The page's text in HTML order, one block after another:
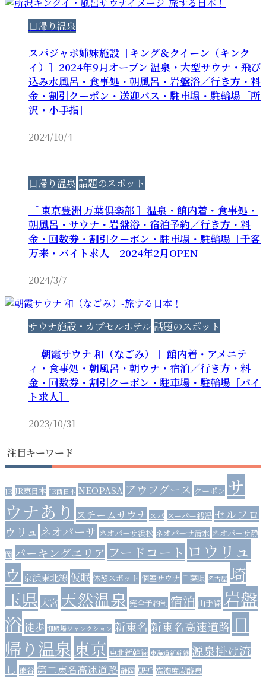
日帰り温泉
スパジャポ姉妹施設［キング＆クイーン（キンク
イ）］2024年9月オープン 温泉・大型サウナ・飛び
込み水風呂・食事処・朝風呂・岩盤浴／行き方・料
金・割引クーポン・送迎バス・駐車場・駐輪場［所
沢・小手指］
2024/10/4
日帰り温泉 話題のスポット
［ 東京豊洲 万葉倶楽部 ］温泉・館内着・食事処・
朝風呂・サウナ・岩盤浴・宿泊予約／行き方・料
金・回数券・割引クーポン・駐車場・駐輪場［千客
万来・バイト求人］2024年2月OPEN
2024/3/7
サウナ施設・カプセルホテル 話題のスポット
［ 朝霞サウナ 和（なごみ） ］館内着・アメニテ
ィ・食事処・朝風呂・朝ウナ・宿泊／行き方・料
金・回数券・割引クーポン・駐車場・駐輪場［バイ
ト求人］
2023/10/31
注目キーワード
JR JR東日本 JR西日本 NEOPASA アウフグース クーポン サ
ウナあり スチームサウナ スパ スーパー銭湯 セルフロ
ウリュ ネオパーサ ネオパーサ浜松 ネオパーサ清水 ネオパーサ静
岡 パーキングエリア フードコート ロウリュ
ウ 京浜東北線 仮眠 休憩スポット 個室サウナ 千葉県 名古屋 埼
玉県 大宮 天然温泉 完全予約制 宿泊 山手線 岩盤
浴 徒歩 御殿場ジャンクション 新東名 新東名高速道路 日
帰り温泉東京 東北新幹線 東海道新幹線 源泉掛け流
し 熊谷 第二東名高速道路 静岡 駅近 高濃度炭酸泉